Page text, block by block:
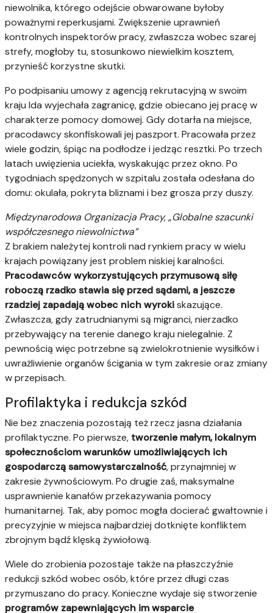
niewolnika, którego odejście obwarowane byłoby
poważnymi reperkusjami. Zwiększenie uprawnień
kontrolnych inspektorów pracy, zwłaszcza wobec szarej
strefy, mogłoby tu, stosunkowo niewielkim kosztem,
przynieść korzystne skutki.
Po podpisaniu umowy z agencją rekrutacyjną w swoim
kraju Ida wyjechała zagranicę, gdzie obiecano jej pracę w
charakterze pomocy domowej. Gdy dotarła na miejsce,
pracodawcy skonfiskowali jej paszport. Pracowała przez
wiele godzin, śpiąc na podłodze i jedząc resztki. Po trzech
latach uwięzienia uciekła, wyskakując przez okno. Po
tygodniach spędzonych w szpitalu została odesłana do
domu: okulała, pokryta bliznami i bez grosza przy duszy.
Międzynarodowa Organizacja Pracy, „Globalne szacunki
współczesnego niewolnictwa”
Z brakiem należytej kontroli nad rynkiem pracy w wielu
krajach powiązany jest problem niskiej karalności.
Pracodawców wykorzystujących przymusową siłę
roboczą rzadko stawiasię przed sądami, a jeszcze
rzadziej zapadają wobec nich wyrokiskazujące.
Zwłaszcza, gdy zatrudnianymi są migranci, nierzadko
przebywający na terenie danego kraju nielegalnie. Z
pewnością więc potrzebne są zwielokrotnienie wysiłków i
uwrażliwienie organów ścigania w tym zakresie oraz zmiany
w przepisach.
Profilaktyka i redukcja szkód
Nie bez znaczenia pozostają też rzecz jasna działania
profilaktyczne. Po pierwsze, tworzenie małym, lokalnym
społecznościom warunków umożliwiających ich
gospodarczą samowystarczalność, przynajmniej w
zakresie żywnościowym. Po drugie zaś, maksymalne
usprawnienie kanałów przekazywania pomocy
humanitarnej. Tak, aby pomoc mogła docierać gwałtownie i
precyzyjnie w miejsca najbardziej dotknięte konfliktem
zbrojnym bądź klęską żywiołową.
Wiele do zrobienia pozostaje także na płaszczyźnie
redukcji szkód wobec osób, które przez długi czas
przymuszano do pracy. Konieczne wydaje się stworzenie
programów zapewniających im wsparcie